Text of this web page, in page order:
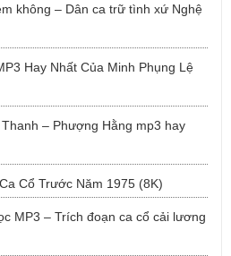
không – Dân ca trữ tình xứ Nghệ
Hay Nhất Của Minh Phụng Lệ
– Phượng Hằng mp3 hay
Cổ Trước Năm 1975 (8K)
MP3 – Trích đoạn ca cổ cải lương